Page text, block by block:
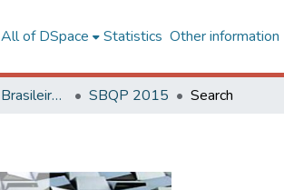
All of DSpace Statistics Other information
SBQP - Simpósio Brasileiro de Qualidade do Projeto no Ambiente Construído SBQP 2015 Search